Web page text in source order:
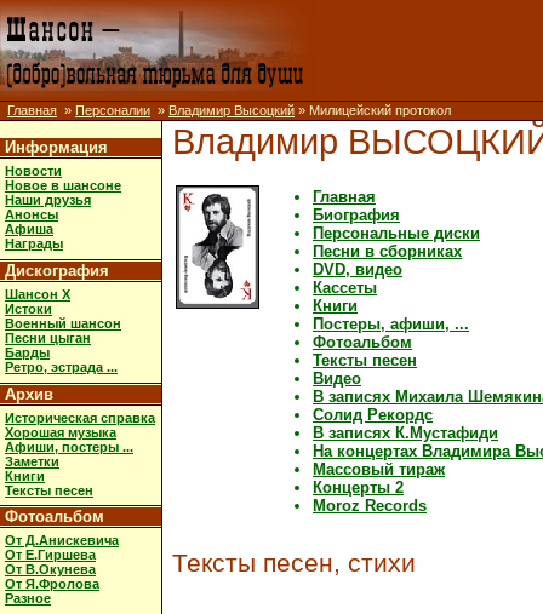
Главная » Персоналии » Владимир Высоцкий » Милицейский протокол
Информация
Новости
Новое в шансоне
Наши друзья
Анонсы
Афиша
Награды
Дискография
Шансон X
Истоки
Военный шансон
Песни цыган
Барды
Ретро, эстрада ...
Архив
Историческая справка
Хорошая музыка
Афиши, постеры ...
Заметки
Книги
Тексты песен
Фотоальбом
От Д.Анискевича
От Е.Гиршева
От В.Окунева
От Я.Фролова
Разное
Владимир
Главная
Биография
Персональные диски
Песни в сборниках
DVD, видео
Кассеты
Книги
Постеры, афиши, ...
Фотоальбом
Тексты песен
Видео
В записях Михаила
Солид Рекордс
В записях К.Мустафиди
На концертах Владимира
Массовый тираж
Концерты 2
Moroz Records
Тексты песен, стихи